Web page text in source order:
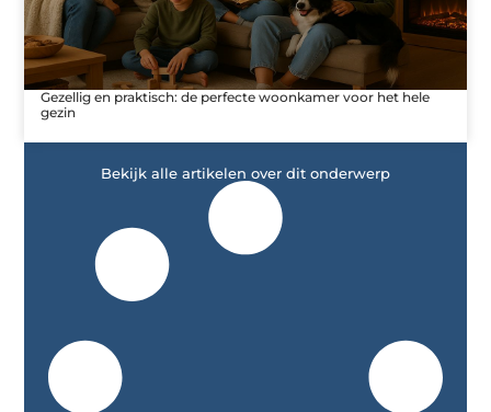
Gezellig en praktisch: de perfecte woonkamer voor het hele
gezin
Bekijk alle artikelen over dit onderwerp